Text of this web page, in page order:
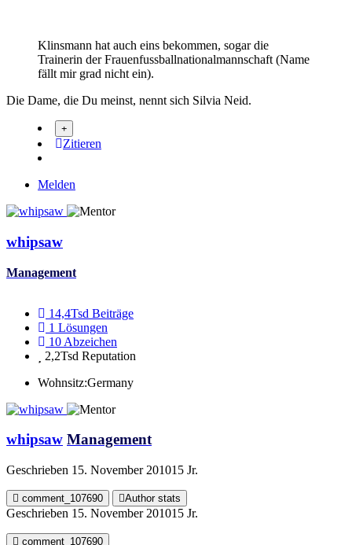
Klinsmann hat auch eins bekommen, sogar die
Trainerin der Frauenfussballnationalmannschaft (Name
fällt mir grad nicht ein).
Die Dame, die Du meinst, nennt sich Silvia Neid.
Zitieren
Melden
whipsaw
Management
14,4Tsd Beiträge
1 Lösungen
10 Abzeichen
2,2Tsd Reputation
Wohnsitz:Germany
whipsaw Management
Geschrieben 15. November 201015 Jr.
comment_107690 Author stats
Geschrieben 15. November 201015 Jr.
comment_107690